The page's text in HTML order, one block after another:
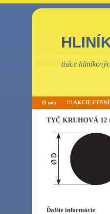
tisíce
O nás !!! AKCIE
TYČ KRUHOVÁ 12
Ďalšie informácie